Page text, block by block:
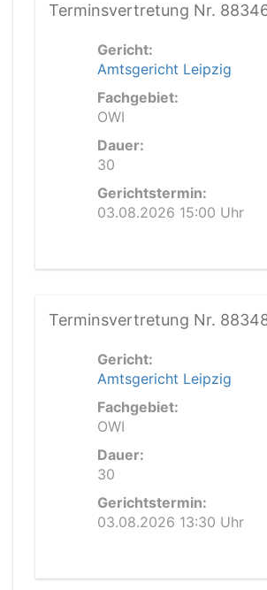
Terminsvertretung Nr.
Gericht:
Amtsgericht Leipzig
Fachgebiet:
OWI
Dauer:
30
Gerichtstermin:
03.08.2026 15:00 Uhr
Terminsvertretung Nr.
Gericht:
Amtsgericht Leipzig
Fachgebiet:
OWI
Dauer:
30
Gerichtstermin:
03.08.2026 13:30 Uhr